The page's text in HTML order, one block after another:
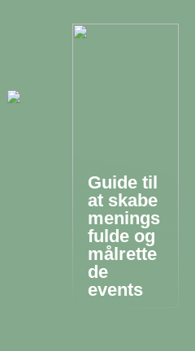
Guide til
at skabe
menings
fulde og
målrette
de
events